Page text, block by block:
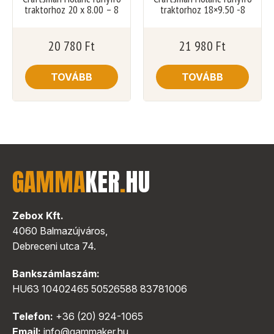
traktorhoz 20 x 8.00 – 8
20 780 Ft
TOVÁBB
traktorhoz 18×9.50 -8
21 980 Ft
TOVÁBB
GAMMAKER.HU
Zebox Kft.
4060 Balmazújváros,
Debreceni utca 74.
Bankszámlaszám:
HU63 10402465 50526588 83781006
Telefon: +36 (20) 924-1065
Email: info@gammaker.hu